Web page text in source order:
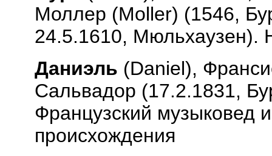
Моллер (Moller) (1546,
24.5.1610, Мюльхаузен).
Даниэль (Daniel),
Сальвадор (17.2.1831,
Французский музыковед
происхождения